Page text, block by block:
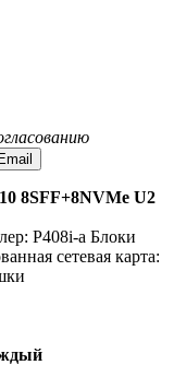
8SFF+8NVMe U2
P408i-a Блоки
сетевая карта: